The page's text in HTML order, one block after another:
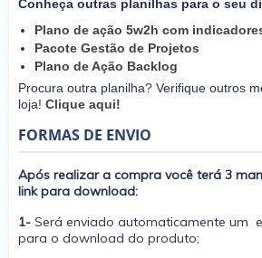
Conheça outras planilhas para o seu
Plano de ação 5w2h com
Pacote Gestão de Projetos
Plano de Ação Backlog
Procura outra planilha? Verifique outros
loja! Clique aqui!
FORMAS DE ENVIO
Após realizar a compra você terá 3
link para download:
1- Será enviado automaticamente um
para o download do produto;